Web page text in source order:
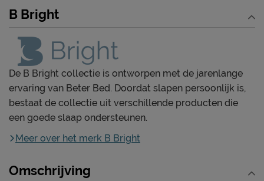
B Bright
De B Bright collectie is ontworpen met de jarenlange
ervaring van Beter Bed. Doordat slapen persoonlijk is,
bestaat de collectie uit verschillende producten die
een goede slaap ondersteunen.
Meer over het merk B Bright
Omschrijving